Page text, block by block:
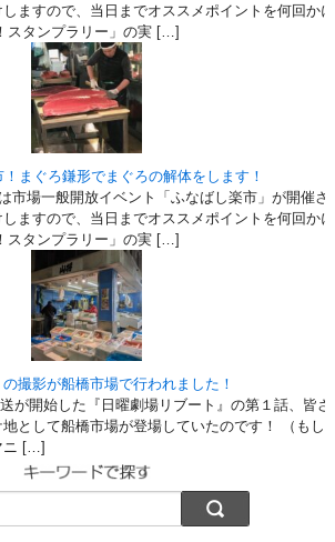
しますので、当日までオススメポイントを何回か
スタンプラリー」の実 […]
まぐろ鎌形でまぐろの解体をします！
市場一般開放イベント「ふなばし楽市」が開催
しますので、当日までオススメポイントを何回か
スタンプラリー」の実 […]
の撮影が船橋市場で行われました！
が開始した『日曜劇場リブート』の第１話、皆
として船橋市場が登場していたのです！ （もし
ニ […]